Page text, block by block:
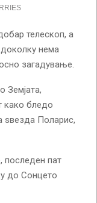
телескоп, а
нема
загадување.
Земјата,
како бледо
ѕвезда Поларис,
последен пат
до Сонцето